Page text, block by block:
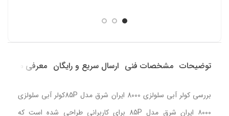
توضیحات مشخصات فنی ارسال سریع و رایگان معرفی
بررسی کولر آبی سلولزی 8000 ایران شرق مدل 85Pکولر آبی سلولزی
۸۰۰۰ ایران شرق مدل 85P برای کاربرانی طراحی شده است که